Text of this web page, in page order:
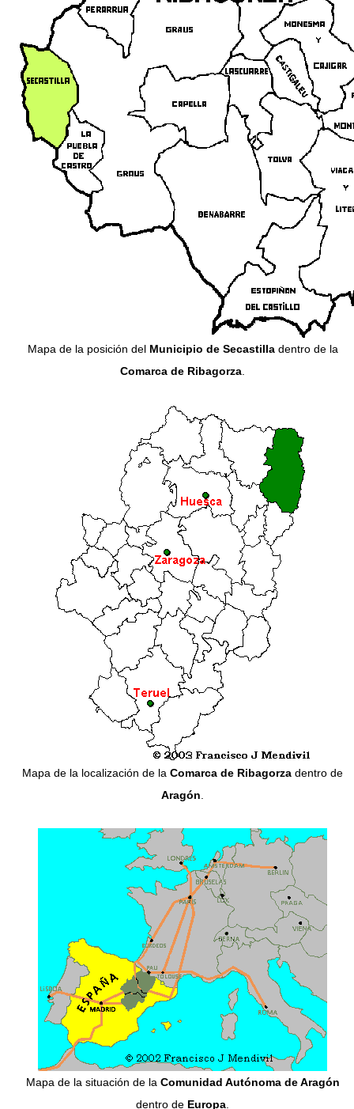
Mapa de la posición del Municipio de Secastilladentro de la
Comarca de Ribagorza.
Mapa de la localización de la Comarca de Ribagorza dentro de
Aragón.
Mapa de la situación de la Comunidad Autónoma de Aragón
dentro de Europa.